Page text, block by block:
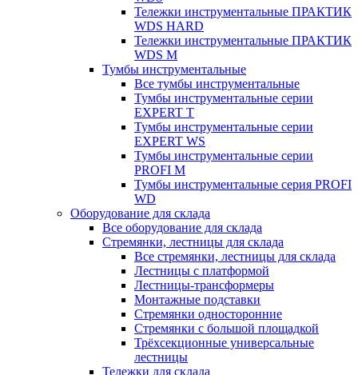
Тележки инструментальные ПРАКТИК
WDS HARD
Тележки инструментальные ПРАКТИК
WDS M
Тумбы инструментальные
Все тумбы инструментальные
Тумбы инструментальные серии
EXPERT T
Тумбы инструментальные серии
EXPERT WS
Тумбы инструментальные серии
PROFI M
Тумбы инструментальные серия PROFI
WD
Оборудование для склада
Все оборудование для склада
Стремянки, лестницы для склада
Все стремянки, лестницы для склада
Лестницы с платформой
Лестницы-трансформеры
Монтажные подставки
Стремянки односторонние
Стремянки с большой площадкой
Трёхсекционные универсальные
лестницы
Тележки для склада